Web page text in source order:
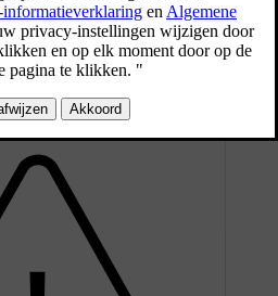
is cruciaal voor je rijhouding.
zit en betere controle hebt over je